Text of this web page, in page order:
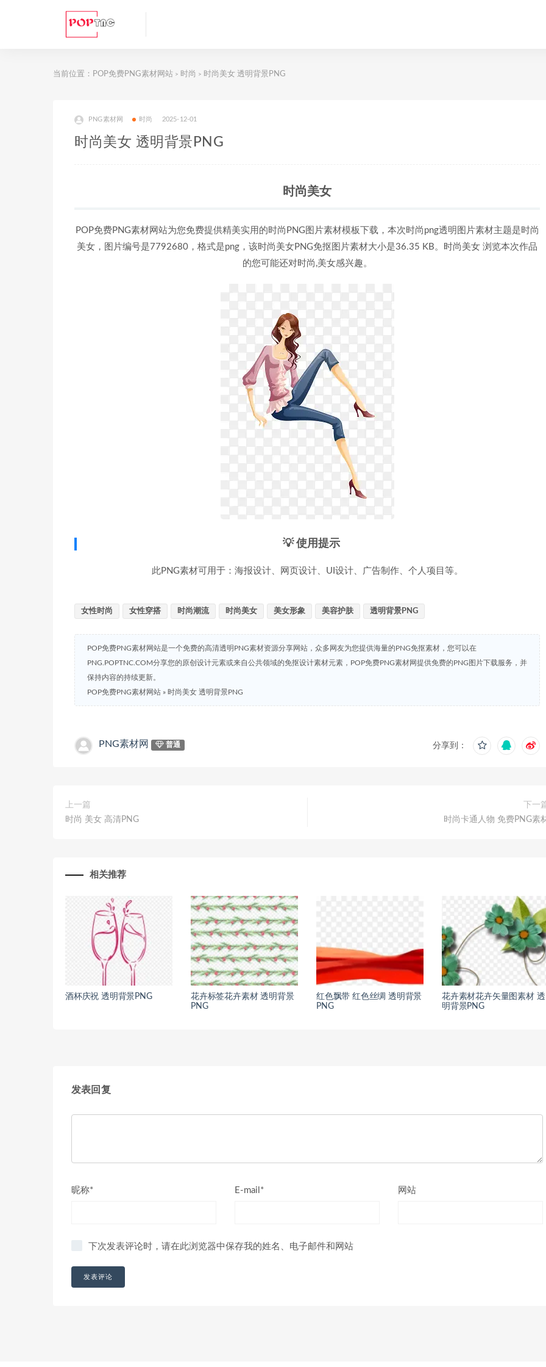
当前位置： POP免费PNG素材网站 > 时尚 > 时尚美女 透明背景PNG
PNG素材网 时尚 2025-12-01
时尚美女 透明背景PNG
时尚美女
POP免费PNG素材网站为您免费提供精美实用的时尚PNG图片素材模板下载，本次时尚png透明图片素材主题是时尚
美女，图片编号是7792680，格式是png，该时尚美女PNG免抠图片素材大小是36.35 KB。时尚美女 浏览本次作品
的您可能还对时尚,美女感兴趣。
💡 使用提示
此PNG素材可用于：海报设计、网页设计、UI设计、广告制作、个人项目等。
女性时尚 女性穿搭 时尚潮流 时尚美女 美女形象 美容护肤 透明背景PNG
POP免费PNG素材网站是一个免费的高清透明PNG素材资源分享网站，众多网友为您提供海量的PNG免抠素材，您可以在
PNG.POPTNC.COM分享您的原创设计元素或来自公共领域的免抠设计素材元素，POP免费PNG素材网提供免费的PNG图片下载服务，并
保持内容的持续更新。
POP免费PNG素材网站 » 时尚美女 透明背景PNG
PNG素材网 普通 分享到：
上一篇
时尚 美女 高清PNG
下一
时尚卡通人物 免费PNG素
相关推荐
酒杯庆祝 透明背景PNG
花卉标签花卉素材 透明背景
PNG
红色飘带 红色丝绸 透明背景
PNG
花卉素材花卉矢量图素材 透
明背景PNG
发表回复
昵称* E-mail* 网站
下次发表评论时，请在此浏览器中保存我的姓名、电子邮件和网站